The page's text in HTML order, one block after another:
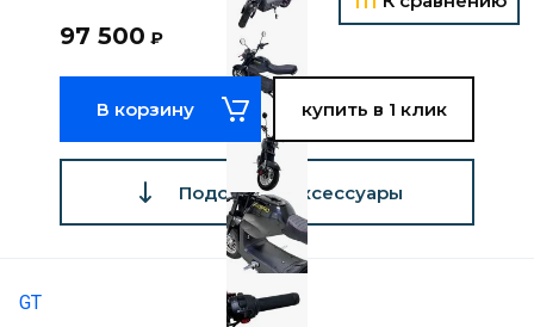
97 500 ₽
В корзину купить в 1 клик
Подобрать аксессуары
GT